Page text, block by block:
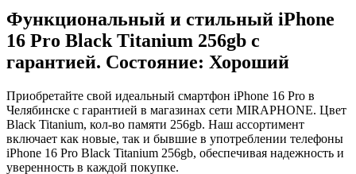
Функциональный и стильный iPhone
16 Pro Black Titanium 256gb с
гарантией. Состояние: Хороший
Приобретайте свой идеальный смартфон iPhone 16 Pro в
Челябинске с гарантией в магазинах сети MIRAPHONE. Цвет
Black Titanium, кол-во памяти 256gb. Наш ассортимент
включает как новые, так и бывшие в употреблении телефоны
iPhone 16 Pro Black Titanium 256gb, обеспечивая надежность и
уверенность в каждой покупке.